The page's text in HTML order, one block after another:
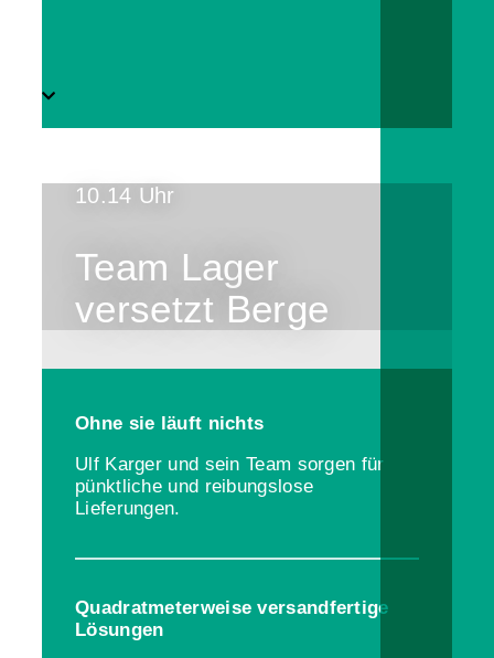
10.14 Uhr
Team Lager
versetzt Berge
Ohne sie läuft nichts
Ulf Karger und sein Team sorgen für
pünktliche und reibungslose
Lieferungen.
Quadratmeterweise versandfertige
Lösungen